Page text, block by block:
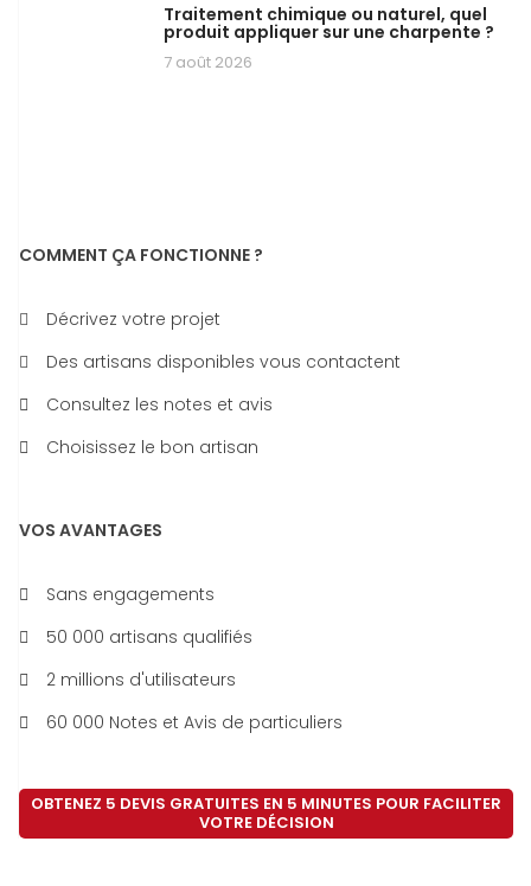
Traitement chimique ou naturel, quel
produit appliquer sur une charpente ?
7 août 2026
COMMENT ÇA FONCTIONNE ?
Décrivez votre projet
Des artisans disponibles vous contactent
Consultez les notes et avis
Choisissez le bon artisan
VOS AVANTAGES
Sans engagements
50 000 artisans qualifiés
2 millions d'utilisateurs
60 000 Notes et Avis de particuliers
OBTENEZ 5 DEVIS GRATUITES EN 5 MINUTES POUR FACILITER
VOTRE DÉCISION